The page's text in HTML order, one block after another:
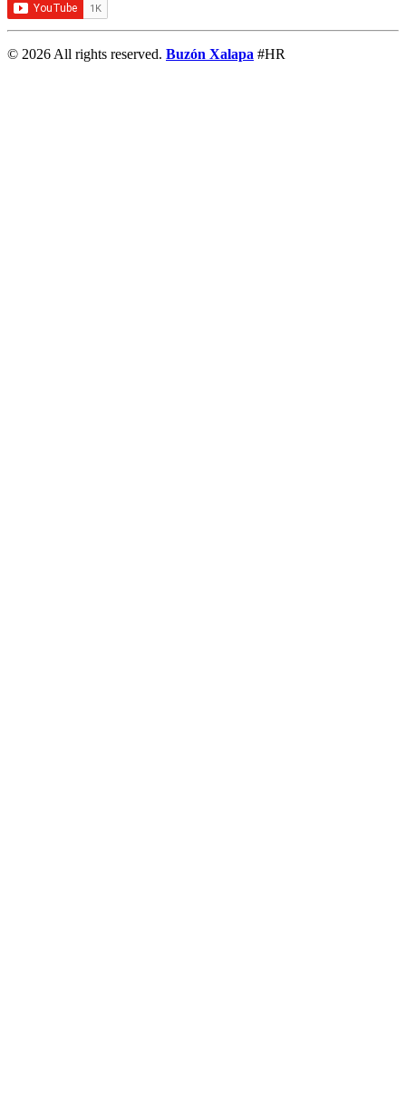
© 2026 All rights reserved. Buzón Xalapa #HR